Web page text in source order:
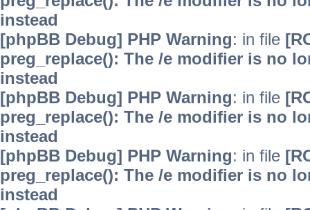
instead
[phpBB Debug] PHP Warning: in file
preg_replace(): The /e modifier is no
instead
[phpBB Debug] PHP Warning: in file
preg_replace(): The /e modifier is no
instead
[phpBB Debug] PHP Warning: in file
preg_replace(): The /e modifier is no
instead